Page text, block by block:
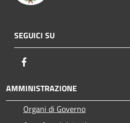
SEGUICI SU
AMMINISTRAZIONE
Organi di Governo